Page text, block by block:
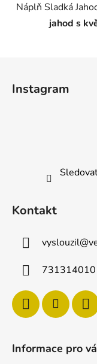
Náplň Sladká
jahod s
Instagram
Kontakt
vyslouzil@
731314010
Informace pro